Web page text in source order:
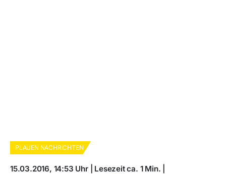
PLAUEN NACHRICHTEN
15.03.2016, 14:53 Uhr | Lesezeit ca. 1 Min. |